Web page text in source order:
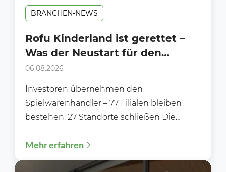
BRANCHEN-NEWS
Rofu Kinderland ist gerettet –
Was der Neustart für den
Handel bedeutet
06.08.2026
Investoren übernehmen den
Spielwarenhändler – 77 Filialen bleiben
bestehen, 27 Standorte schließen Die
Nachdem die Gläubiger...
Mehr erfahren